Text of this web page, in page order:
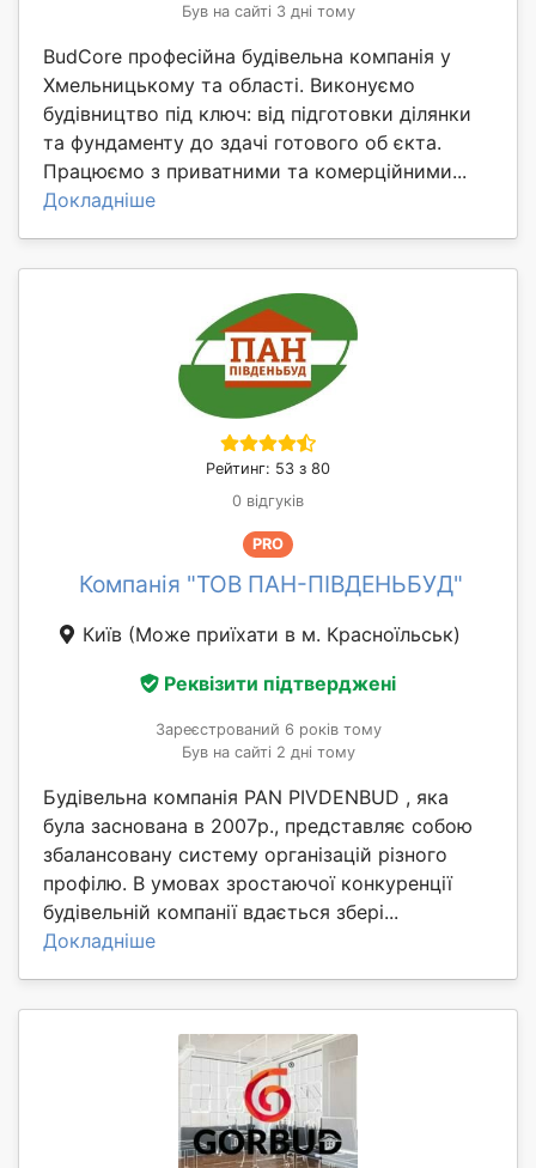
Був на сайті 3 дні тому
BudCore професійна будівельна компанія у
Хмельницькому та області. Виконуємо
будівництво під ключ: від підготовки ділянки
та фундаменту до здачі готового об єкта.
Працюємо з приватними та комерційними...
Докладніше
Рейтинг: 53 з 80
0 відгуків
PRO
Компанія "ТОВ ПАН-ПІВДЕНЬБУД"
Київ (Може приїхати в м. Красноїльськ)
Реквізити підтверджені
Зареєстрований 6 років тому
Був на сайті 2 дні тому
Будівельна компанія PAN PIVDENBUD , яка
була заснована в 2007р., представляє собою
збалансовану систему організацій різного
профілю. В умовах зростаючої конкуренції
будівельній компанії вдається збері...
Докладніше